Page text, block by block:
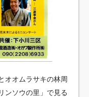
オオムラサキの林周
ンソウの里」で見る